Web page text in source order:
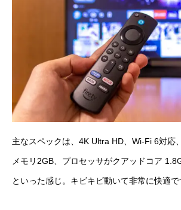
主なスペックは、4K Ultra HD、Wi-Fi 6対応
メモリ2GB、プロセッサがクアッドコア
といった感じ。キビキビ動いて非常に快適で